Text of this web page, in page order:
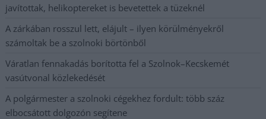
javítottak, helikoptereket is bevetettek a tüzeknél
A zárkában rosszul lett, elájult – ilyen körülményekről
számoltak be a szolnoki börtönből
Váratlan fennakadás borította fel a Szolnok–Kecskemét
vasútvonal közlekedését
A polgármester a szolnoki cégekhez fordult: több száz
elbocsátott dolgozón segítene